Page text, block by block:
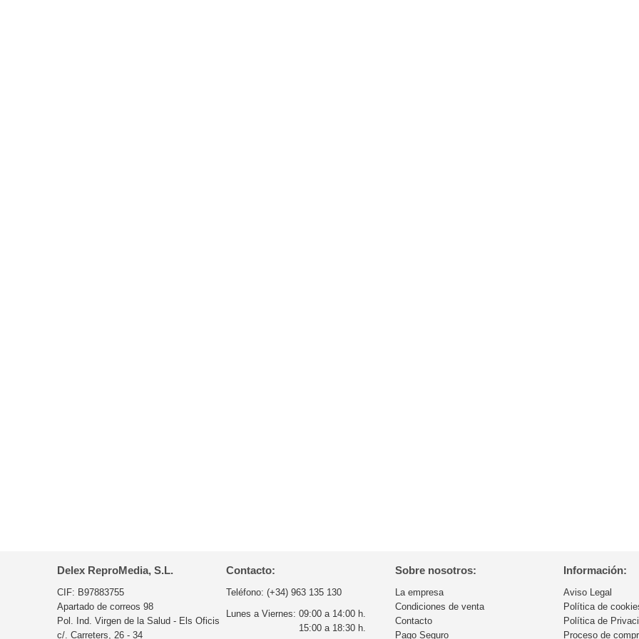
Delex ReproMedia, S.L.
CIF: B97883755
Apartado de correos 98
Pol. Ind. Virgen de la Salud - Els Oficis
c/. Carreters, 26 - 34
Contacto:
Teléfono: (+34) 963 135 130
Lunes a Viernes: 09:00 a 14:00 h.
15:00 a 18:30 h.
Sobre nosotros:
La empresa
Condiciones de venta
Contacto
Pago Seguro
Información:
Aviso Legal
Política de
Política de
Proceso de